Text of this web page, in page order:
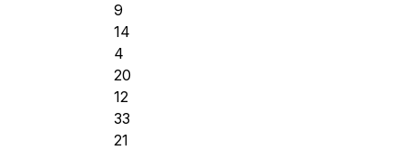
9
14
4
20
12
33
21